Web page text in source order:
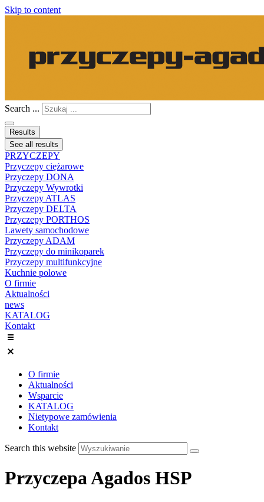
Skip to content
Search ...
Results
See all results
PRZYCZEPY
Przyczepy ciężarowe
Przyczepy DONA
Przyczepy Wywrotki
Przyczepy ATLAS
Przyczepy DELTA
Przyczepy PORTHOS
Lawety samochodowe
Przyczepy ADAM
Przyczepy do minikoparek
Przyczepy multifunkcyjne
Kuchnie polowe
O firmie
Aktualności
news
KATALOG
Kontakt
O firmie
Aktualności
Wsparcie
KATALOG
Nietypowe zamówienia
Kontakt
Search this website
Przyczepa Agados HSP